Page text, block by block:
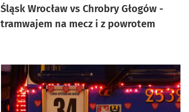
Śląsk Wrocław vs Chrobry Głogów -
tramwajem na mecz i z powrotem